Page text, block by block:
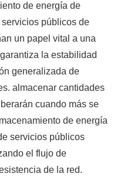
de energía de
públicos de
un papel vital a una
la estabilidad
generalizada de
almacenar cantidades
cuando más se
de energía
servicios públicos
el flujo de
de la red.